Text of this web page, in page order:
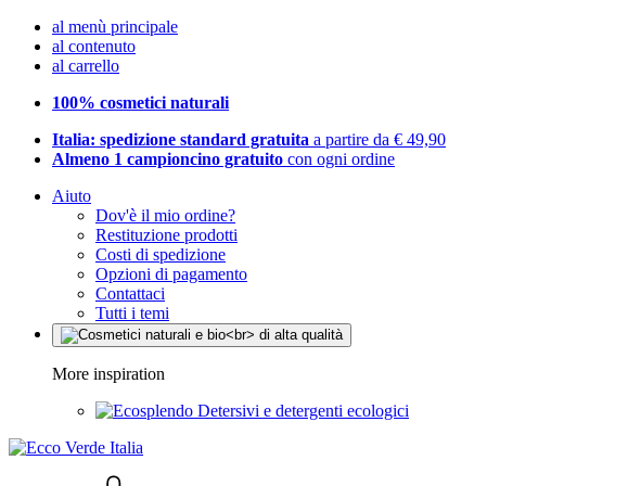
al menù principale
al contenuto
al carrello
100% cosmetici naturali
Italia: spedizione standard gratuita a partire da € 49,90
Almeno 1 campioncino gratuito con ogni ordine
Aiuto
Dov'è il mio ordine?
Restituzione prodotti
Costi di spedizione
Opzioni di pagamento
Contattaci
Tutti i temi
More inspiration
Detersivi e detergenti ecologici